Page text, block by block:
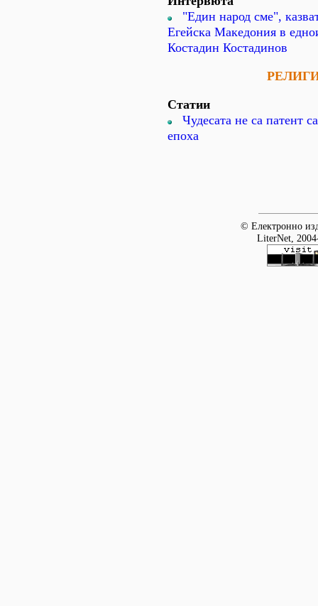
"Един народ сме",
Егейска Македония в
Костадин Костадинов
Статии
Чудесата не са патент
епоха
© Електронно
LiterNet,